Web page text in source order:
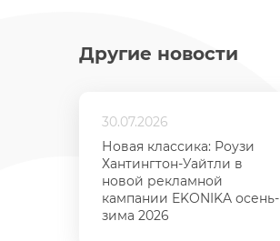
Другие новости
30.07.2026
Новая классика: Роузи
Хантингтон-Уайтли в
новой рекламной
кампании EKONIKA осень-
зима 2026